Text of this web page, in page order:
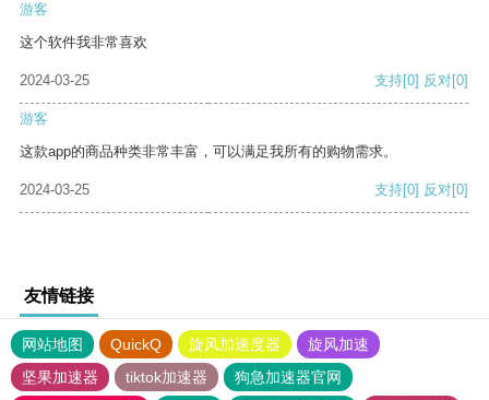
游客
这个软件我非常喜欢
2024-03-25 支持[0] 反对[0]
游客
这款app的商品种类非常丰富，可以满足我所有的购物需求。
2024-03-25 支持[0] 反对[0]
友情链接
网站地图 QuickQ 旋风加速度器
旋风加速
坚果加速器
tiktok加速器
狗急加速器官网